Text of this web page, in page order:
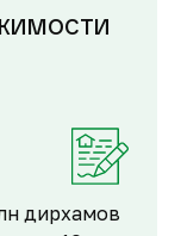
дирхамов